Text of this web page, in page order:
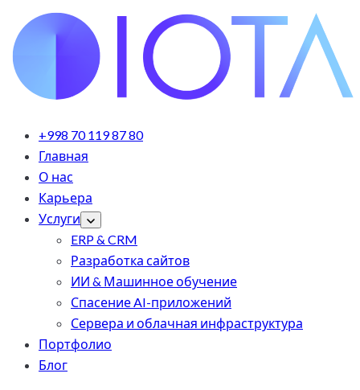
+998 70 119 87 80
Главная
О нас
Карьера
Услуги
ERP & CRM
Разработка сайтов
ИИ & Машинное обучение
Спасение AI-приложений
Сервера и облачная инфраструктура
Портфолио
Блог